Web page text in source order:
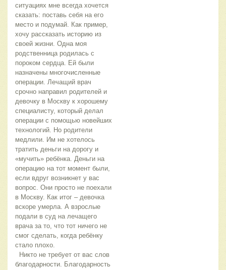
ситуациях мне всегда хочется
сказать: поставь себя на его
место и подумай. Как пример,
хочу рассказать историю из
своей жизни. Одна моя
родственница родилась с
пороком сердца. Ей были
назначены многочисленные
операции. Лечащий врач
срочно направил родителей и
девочку в Москву к хорошему
специалисту, который делал
операции с помощью новейших
технологий. Но родители
медлили. Им не хотелось
тратить деньги на дорогу и
«мучить» ребёнка. Деньги на
операцию на тот момент были,
если вдруг возникнет у вас
вопрос. Они просто не поехали
в Москву. Как итог – девочка
вскоре умерла. А взрослые
подали в суд на лечащего
врача за то, что тот ничего не
смог сделать, когда ребёнку
стало плохо.
Никто не требует от вас слов
благодарности. Благодарность